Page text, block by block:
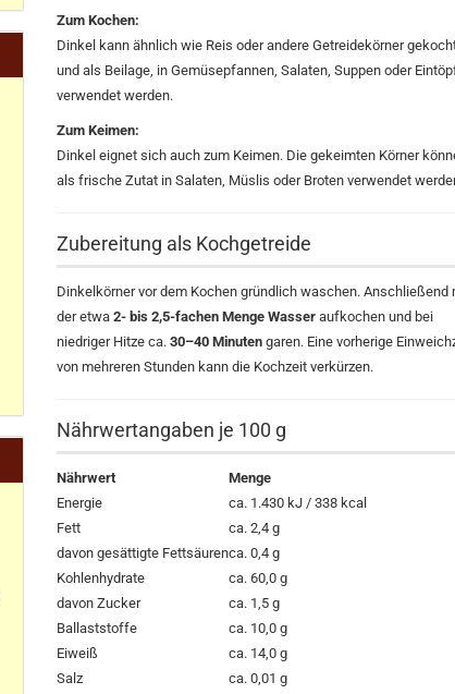
Zum Kochen:
Dinkel kann ähnlich wie Reis oder andere Getreidekörner
und als Beilage, in Gemüsepfannen, Salaten, Suppen oder
verwendet werden.
Zum Keimen:
Dinkel eignet sich auch zum Keimen. Die gekeimten Körner
als frische Zutat in Salaten, Müslis oder Broten verwendet
Zubereitung als Kochgetreide
Dinkelkörner vor dem Kochen gründlich waschen. Anschließend
der etwa2- bis 2,5-fachen Menge Wasser aufkochen und bei
niedriger Hitze ca.30–40 Minuten garen. Eine vorherige
von mehreren Stunden kann die Kochzeit verkürzen.
Nährwertangaben je 100 g
Nährwert
Menge
Energie
ca. 1.430 kJ / 338 kcal
Fett
ca. 2,4 g
davon gesättigte Fettsäurenca. 0,4 g
Kohlenhydrate
ca. 60,0 g
davon Zucker
ca. 1,5 g
Ballaststoffe
ca. 10,0 g
Eiweiß
ca. 14,0 g
Salz
ca. 0,01 g